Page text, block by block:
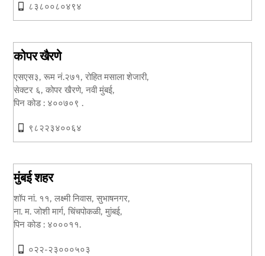
८३८००८०४९४
कोपर खैरणे
एसएस३, रूम नं.२७१, रोहित मसाला शेजारी,
सेक्टर ६, कोपर खैरणे, नवी मुंबई,
पिन कोड : ४००७०९ .
९८२२३४००६४
मुंबई शहर
शॉप नां. ११, लक्ष्मी निवास, सुभाषनगर,
ना. म. जोशी मार्ग, चिंचपोकळी, मुांबई,
पिन कोड : ४०००११.
०२२-२३०००५०३